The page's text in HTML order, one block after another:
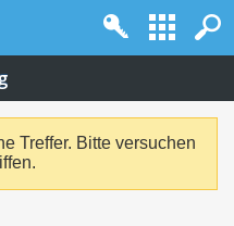
Treffer. Bitte versuchen